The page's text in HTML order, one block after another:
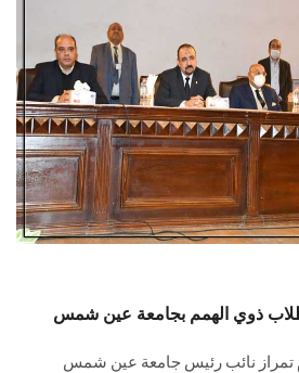
ذوي الهمم بجامعة عين شمس
تمراز نائب رئيس جامعة عين شمس